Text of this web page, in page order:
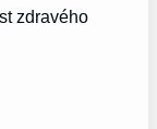
zdravého